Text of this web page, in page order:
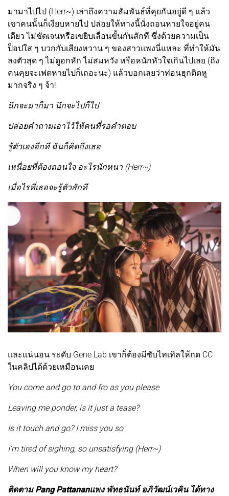
มามาไปไป (Herr~) เล่าถึงความสัมพันธ์ที่คุยกันอยู่ดี ๆ แล้ว
เขาคนนั้นก็เงียบหายไป ปล่อยให้ทางนี้นั่งถอนหายใจอยู่คน
เดียว ไม่ชัดเจนหรือเขยิบเลื่อนขั้นกันสักที ซึ่งด้วยความเป็น
ป็อปใส ๆ บวกกับเสียงหวาน ๆ ของสาวแพงนี่แหละ ที่ทำให้มัน
ลงตัวสุด ๆ ไม่ดูอกหัก ไม่สมหวัง หรือหนักหัวใจเกินไปเลย (ถึง
คนคุยจะเฟดหายไปก็เถอะนะ) แล้วบอกเลยว่าท่อนฮุกติดหู
มากจริง ๆ จ้า!
นึกจะมาก็มา นึกจะไปก็ไป
ปล่อยคำถามเอาไว้ให้คนที่รอคำตอบ
รู้ตัวเองอีกที ฉันก็คิดถึงเธอ
เหนื่อยที่ต้องถอนใจ อะไรนักหนา (Herr~)
เมื่อไรที่เธอจะรู้ตัวสักที
และแน่นอน ระดับ Gene Lab เขาก็ต้องมีซับไทเทิลให้กด CC
ในคลิปได้ด้วยเหมือนเคย
You come and go to and fro as you please
Leaving me ponder, is it just a tease?
Is it touch and go? I miss you so
I’m tired of sighing, so unsatisfying (Herr~)
When will you know my heart?
ติดตาม Pang Pattananแพง พัทธนันท์ อภิวัฒน์เวคิน ได้ทาง